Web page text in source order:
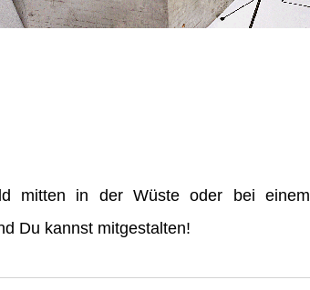
mitten in der Wüste oder bei einem
Du kannst mitgestalten!